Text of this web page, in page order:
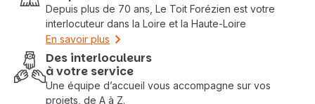
Depuis plus de 70 ans, Le Toit Forézien est votre
interlocuteur dans la Loire et la Haute-Loire
En savoir plus
Des interloculeurs
à votre service
Une équipe d’accueil vous accompagne sur vos
projets, de A à Z.